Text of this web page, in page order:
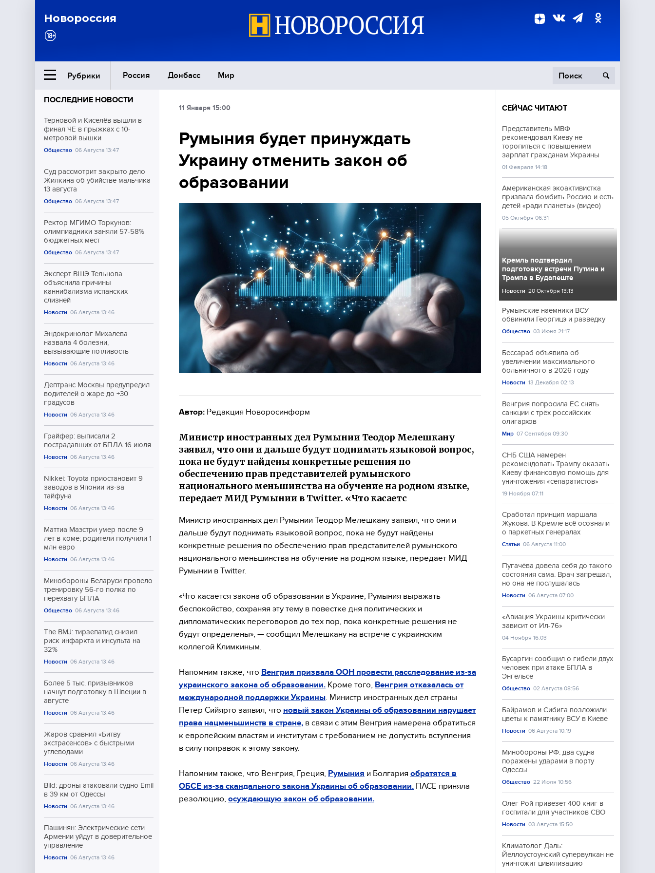
Новороссия
Рубрики Россия Донбасс Мир
Ближний Восток
Общество
Экономика
Происшествия
Культура
ПОСЛЕДНИЕ НОВОСТИ
Терновой и Киселёв вышли в
финал ЧЕ в прыжках с 10-
метровой вышки
Общество 06 Августа 13:47
Суд рассмотрит закрыто дело
Жилкина об убийстве мальчика
13 августа
Общество 06 Августа 13:47
Ректор МГИМО Торкунов:
олимпиадники заняли 57-58%
бюджетных мест
Общество 06 Августа 13:47
Эксперт ВШЭ Тельнова
объяснила причины
каннибализма испанских
слизней
Новости 06 Августа 13:46
Эндокринолог Михалева
назвала 4 болезни,
вызывающие потливость
Новости 06 Августа 13:46
Дептранс Москвы предупредил
водителей о жаре до +30
градусов
Новости 06 Августа 13:46
Грайфер: выписали 2
пострадавших от БПЛА 16 июля
Новости 06 Августа 13:46
Nikkei: Toyota приостановит 9
заводов в Японии из-за
тайфуна
Новости 06 Августа 13:46
Маттиа Маэстри умер после 9
лет в коме; родители получили 1
млн евро
Новости 06 Августа 13:46
Минобороны Беларуси провело
тренировку 56-го полка по
перехвату БПЛА
Общество 06 Августа 13:46
The BMJ: тирзепатид снизил
риск инфаркта и инсульта на
32%
Новости 06 Августа 13:46
Более 5 тыс. призывников
начнут подготовку в Швеции в
августе
Новости 06 Августа 13:46
Жаров сравнил «Битву
экстрасенсов» с быстрыми
углеводами
Новости 06 Августа 13:46
Bild: дроны атаковали судно Emil
в 39 км от Одессы
Новости 06 Августа 13:46
Пашинян: Электрические сети
Армении уйдут в доверительное
управление
Новости 06 Августа 13:46
11 Января 15:00
Румыния будет принуждать
Украину отменить закон об
образовании
Автор: Редакция Новоросинформ
Министр иностранных дел Румынии Теодор Мелешкану
заявил, что они и дальше будут поднимать языковой вопрос,
пока не будут найдены конкретные решения по
обеспечению прав представителей румынского
национального меньшинства на обучение на родном языке,
передает МИД Румынии в Twitter. «Что касаетс
Министр иностранных дел Румынии Теодор Мелешкану заявил, что они и
дальше будут поднимать языковой вопрос, пока не будут найдены
конкретные решения по обеспечению прав представителей румынского
национального меньшинства на обучение на родном языке, передает МИД
Румынии в Twitter.
«Что касается закона об образовании в Украине, Румыния выражать
беспокойство, сохраняя эту тему в повестке дня политических и
дипломатических переговоров до тех пор, пока конкретные решения не
будут определены», — сообщил Мелешкану на встрече с украинским
коллегой Климкиным.
Напомним также, что Венгрия призвала ООН провести расследование из-за
украинского закона об образовании. Кроме того, Венгрия отказалась от
международной поддержки Украины . Министр иностранных дел страны
Петер Сийярто заявил, что новый закон Украины об образовании нарушает
права нацменьшинств в стране, в связи с этим Венгрия намерена обратиться
к европейским властям и институтам с требованием не допустить вступления
в силу поправок к этому закону.
Напомним также, что Венгрия, Греция, Румыния и Болгария обратятся в
ОБСЕ из-за скандального закона Украины об образовании. ПАСЕ приняла
резолюцию, осуждающую закон об образовании.
СЕЙЧАС ЧИТАЮТ
Представитель МВФ
рекомендовал Киеву не
торопиться с повышением
зарплат гражданам Украины
01 Февраля 14:18
Американская экоактивистка
призвала бомбить Россию и есть
детей «ради планеты» (видео)
05 Октября 06:31
Кремль подтвердил
подготовку встречи Путина и
Трампа в Будапеште
Новости 20 Октября 13:13
Румынские наемники ВСУ
обвинили Георгицэ и разведку
Общество 03 Июня 21:17
Бессараб объявила об
увеличении максимального
больничного в 2026 году
Новости 13 Декабря 02:13
Венгрия попросила ЕС снять
санкции с трёх российских
олигархов
Мир 07 Сентября 09:30
СНБ США намерен
рекомендовать Трампу оказать
Киеву финансовую помощь для
уничтожения «сепаратистов»
19 Ноября 07:11
Сработал принцип маршала
Жукова: В Кремле всё осознали
о паркетных генералах
Статьи 06 Августа 11:00
Пугачёва довела себя до такого
состояния сама. Врач запрещал,
но она не послушалась
Новости 06 Августа 07:00
«Авиация Украины критически
зависит от Ил-76»
04 Ноября 16:03
Бусаргин сообщил о гибели двух
человек при атаке БПЛА в
Энгельсе
Общество 02 Августа 08:56
Байрамов и Сибига возложили
цветы к памятнику ВСУ в Киеве
Новости 06 Августа 10:19
Минобороны РФ: два судна
поражены ударами в порту
Одессы
Общество 22 Июля 10:56
Олег Рой привезет 400 книг в
госпитали для участников СВО
Новости 03 Августа 15:50
Климатолог Даль:
Йеллоустоунский супервулкан не
уничтожит цивилизацию